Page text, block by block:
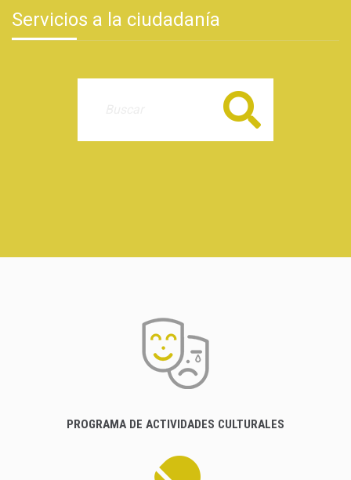
Servicios a la ciudadanía
Buscar
PROGRAMA DE ACTIVIDADES CULTURALES